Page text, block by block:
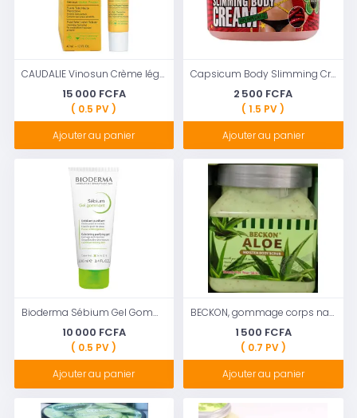
CAUDALIE Vinosun Crème légère très haute protection SPF 50+ 40 ml
15 000 FCFA
( 0.5 PV )
Ajouter au panier
Capsicum Body Slimming Cream Weight Loss Anti Cellulite Fat Burning Cream
2 500 FCFA
( 1.5 PV )
Ajouter au panier
Bioderma Sébium Gel Gommant Exfoliant Purifiant Peaux Mixtes à Grasses 100ml
10 000 FCFA
( 0.5 PV )
Ajouter au panier
BECKON, gommage corps naturel à l'extrait d'aloe vera
1 500 FCFA
( 0.7 PV )
Ajouter au panier